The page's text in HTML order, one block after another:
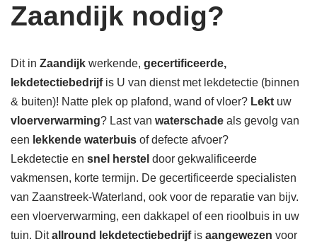
Zaandijk nodig?
Dit in Zaandijk werkende, gecertificeerde,
lekdetectiebedrijf is U van dienst met lekdetectie (binnen
& buiten)! Natte plek op plafond, wand of vloer? Lekt uw
vloerverwarming? Last van waterschade als gevolg van
een lekkende waterbuis of defecte afvoer?
Lekdetectie en snel herstel door gekwalificeerde
vakmensen, korte termijn. De gecertificeerde specialisten
van Zaanstreek-Waterland, ook voor de reparatie van bijv.
een vloerverwarming, een dakkapel of een rioolbuis in uw
tuin. Ditallround lekdetectiebedrijfis aangewezen voor